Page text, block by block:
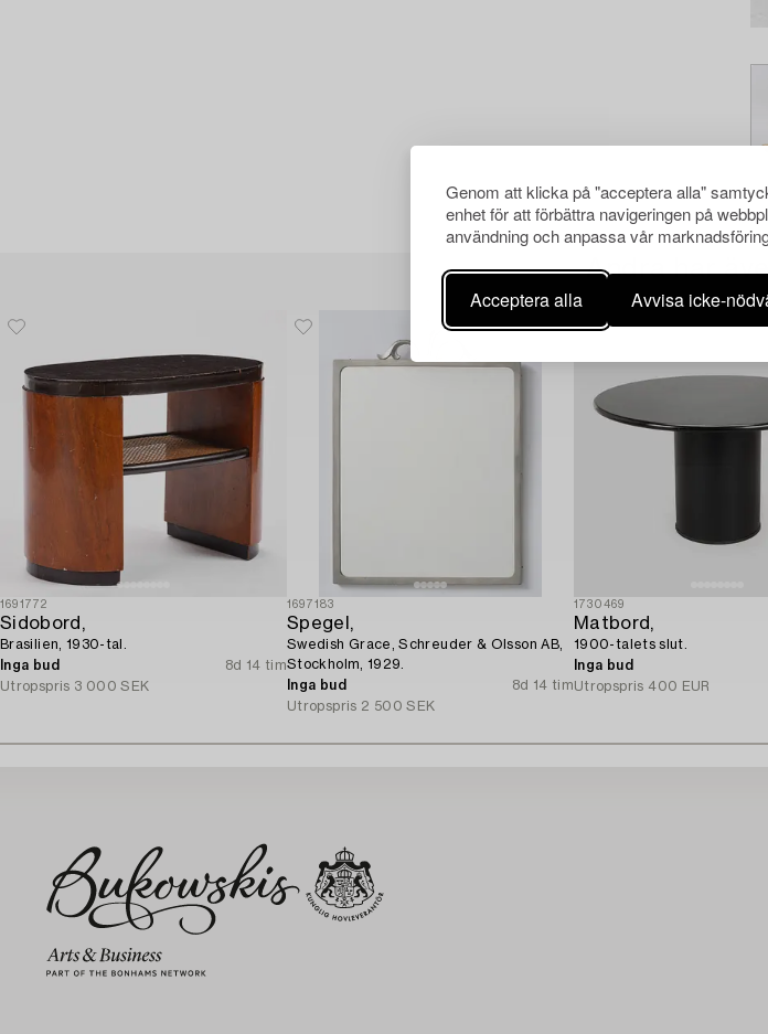
Genom att klicka på "acceptera alla"
enhet för att förbättra navigeringen på
användning och anpassa vår
Acceptera alla Avvisa icke-
Andra har
1691772
Sidobord,
Brasilien, 1930-tal.
Inga bud
8d 14 tim
Utropspris 3 000 SEK
1697183
Spegel,
Swedish Grace, Schreuder & Olsson AB,
Stockholm, 1929.
Inga bud
8d 14 tim
Utropspris 2 500 SEK
1730469
Matbord,
1900-talets slut.
Inga bud
Utropspris 400 EUR